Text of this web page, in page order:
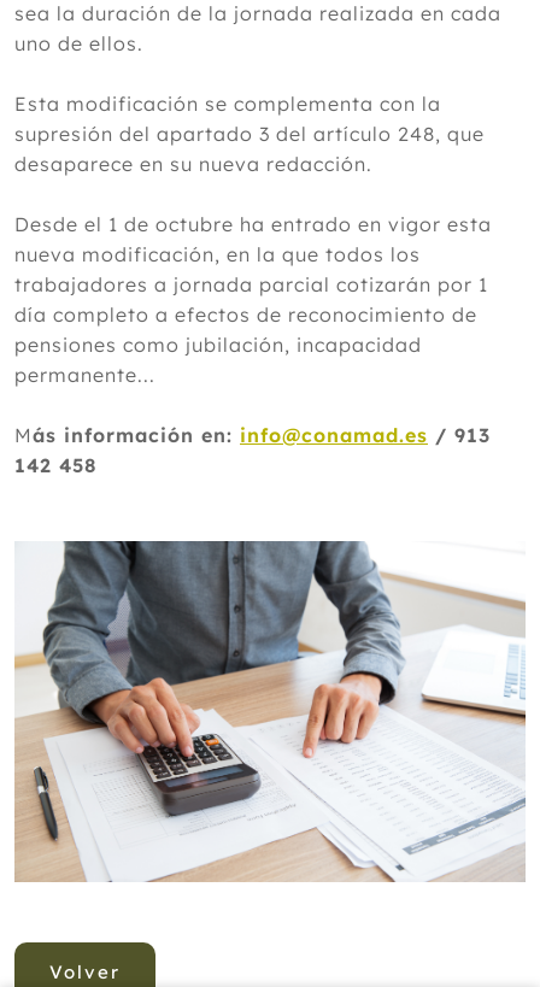
sea la duración de la jornada realizada en cada
uno de ellos.
Esta modificación se complementa con la
supresión del apartado 3 del artículo 248, que
desaparece en su nueva redacción.
Desde el 1 de octubre ha entrado en vigor esta
nueva modificación, en la que todos los
trabajadores a jornada parcial cotizarán por 1
día completo a efectos de reconocimiento de
pensiones como jubilación, incapacidad
permanente...
Más información en: info@conamad.es / 913
142 458
Volver